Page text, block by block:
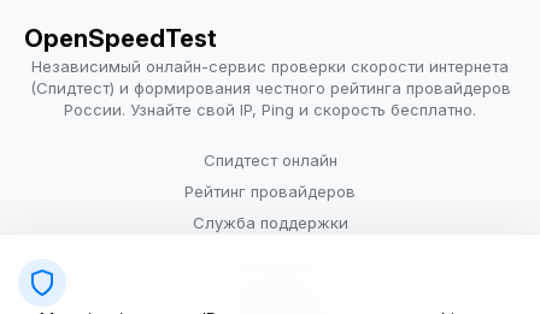
OpenSpeedTest
Независимый онлайн-сервис проверки скорости интернета
(Спидтест) и формирования честного рейтинга провайдеров
России. Узнайте свой IP, Ping и скорость бесплатно.
Спидтест онлайн
Рейтинг провайдеров
Служба поддержки